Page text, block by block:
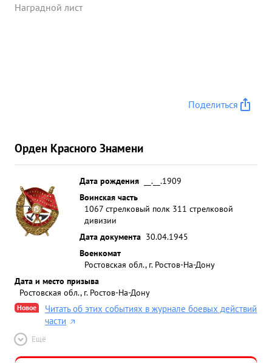
Наградной лист
Поделиться
Орден Красного Знамени
Дата рождения
__.__.1909
Воинская часть
1067 стрелковый полк 311 стрелковой
дивизии
Дата документа 30.04.1945
Военкомат
Ростовская обл., г. Ростов-На-Дону
Дата и место призыва
Ростовская обл., г. Ростов-На-Дону
Новое
Читать об этих событиях в журнале боевых действий
части
Ещё